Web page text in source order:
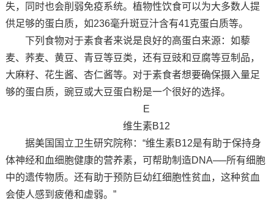
失，同时也会削弱免疫系统。植物性饮食可以为大多数人提
供足够的蛋白质，如236毫升斑豆汁含有41克蛋白质等。
下列食物对于素食者来说是良好的高蛋白来源：如藜
麦、荞麦、黄豆、青豆等豆类，还有豆豉和豆腐等豆制品，
大麻籽、花生酱、杏仁酱等。对于素食者想要确保摄入量足
够的蛋白质，豌豆或大豆蛋白粉是一个很好的选择。
E
维生素B12
据美国国立卫生研究院称：“维生素B12是有助于保持身
体神经和血细胞健康的营养素，可帮助制造DNA──所有细胞
中的遗传物质。还有助于预防巨幼红细胞性贫血，这种贫血
会使人感到疲倦和虚弱。”